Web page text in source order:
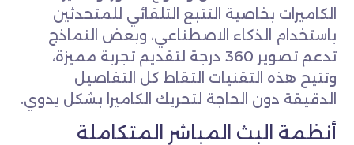
الكاميرات بخاصية التتبع التلقائي للمتحدثين
باستخدام الذكاء الاصطناعي، وبعض النماذج
تدعم تصوير 360 درجة لتقديم تجربة مميزة،
وتتيح هذه التقنيات التقاط كل التفاصيل
الدقيقة دون الحاجة لتحريك الكاميرا بشكل يدوي.
أنظمة البث المباشر المتكاملة